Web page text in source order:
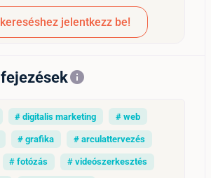
jelentkezz be!
info
# digitalis marketing # web
# grafika # arculattervezés
# fotózás # videószerkesztés